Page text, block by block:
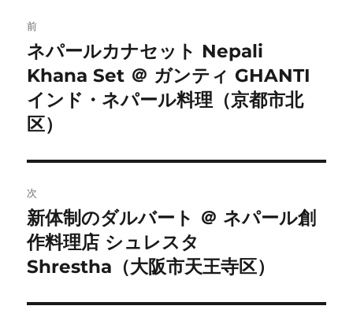
稿
ナ
ビ
シ
ョ
ン
前
前
の
投
稿:
ネパールカナセット Nepali
Khana Set ＠ ガンティ GHANTI
インド・ネパール料理（京都市北
区）
次
次
の
投
新体制のダルバート ＠ ネパール創
作料理店 シュレスタ
Shrestha（大阪市天王寺区）